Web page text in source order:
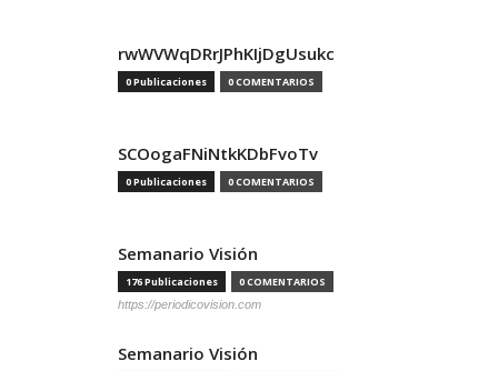
rwWVWqDRrJPhKIjDgUsukc
0 Publicaciones 0 COMENTARIOS
SCOogaFNiNtkKDbFvoTv
0 Publicaciones 0 COMENTARIOS
Semanario Visión
176 Publicaciones 0 COMENTARIOS
https://periodicovision.com
Semanario Visión